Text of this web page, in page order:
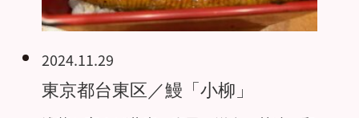
2024.11.29
東京都台東区／鰻「小柳」